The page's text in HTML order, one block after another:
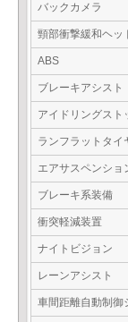
バックカメラ
頸部衝撃緩和ヘッ
ABS
ブレーキアシスト
アイドリングスト
ランフラットタイ
エアサスペンショ
ブレーキ系装備
衝突軽減装置
ナイトビジョン
レーンアシスト
車間距離自動制御